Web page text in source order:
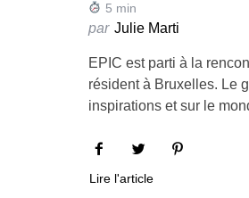
5 min
par Julie Marti
EPIC est parti à la
résident à Bruxelles. Le
inspirations et sur le
Lire l'article